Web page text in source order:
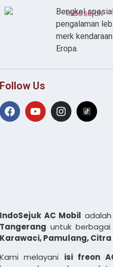
Bengkel
pengalaman
merk
Eropa.
Follow Us
IndoSejuk AC Mobil adalah
Tangerang untuk berbagai
Karawaci, Pamulang, Citra
Kami melayani isi freon